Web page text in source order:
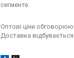
сегменте.
Оптові ціни
Доставка відбувається